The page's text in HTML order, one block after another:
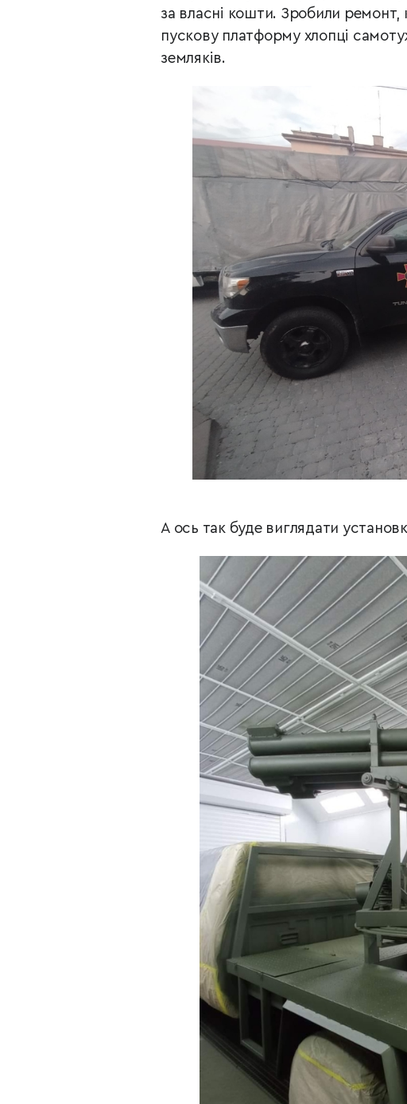
за власні кошти. Зробили ремонт,
пускову платформу хлопці
земляків.
А ось так буде виглядати